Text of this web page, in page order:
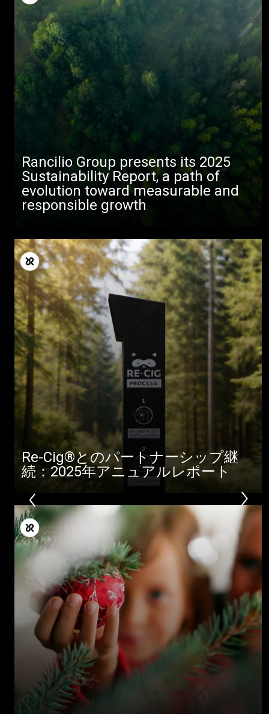
Rancilio Group presents its 2025
Sustainability Report, a path of
evolution toward measurable and
responsible growth
Re-Cig®とのパートナーシップ継
続：2025年アニュアルレポート
すべて
製品情報
ニュース
ダウンロード
もっと見る